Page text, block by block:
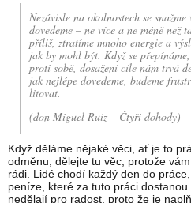
Nezávisle na okolnostech se
dovedeme – ne více a ne méně
příliš, ztratíme mnoho energie a
jak by mohl být. Když se
proti sobě, dosažení cíle nám trvá
jak nejlépe dovedeme, budeme
litovat.
(don Miguel Ruiz – Čtyři dohody)
Když děláme nějaké věci, ať je to
odměnu, dělejte tu věc, protože
rádi. Lidé chodí každý den do
peníze, které za tuto práci
nedělají pro radost, proto že je